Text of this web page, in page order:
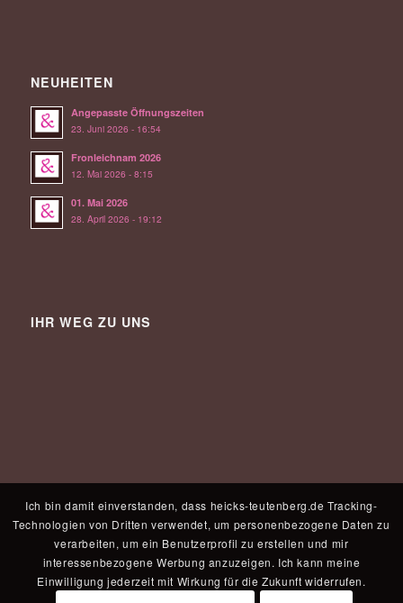
NEUHEITEN
Angepasste Öffnungszeiten
23. Juni 2026 - 16:54
Fronleichnam 2026
12. Mai 2026 - 8:15
01. Mai 2026
28. April 2026 - 19:12
IHR WEG ZU UNS
Ich bin damit einverstanden, dass heicks-teutenberg.de Tracking-
Technologien von Dritten verwendet, um personenbezogene Daten zu
verarbeiten, um ein Benutzerprofil zu erstellen und mir
interessenbezogene Werbung anzuzeigen. Ich kann meine
Einwilligung jederzeit mit Wirkung für die Zukunft widerrufen.